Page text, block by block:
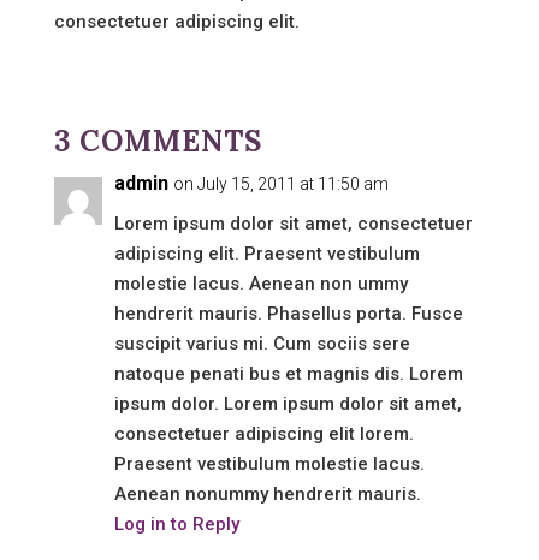
consectetuer adipiscing elit.
3 COMMENTS
admin on July 15, 2011 at 11:50 am
Lorem ipsum dolor sit amet, consectetuer
adipiscing elit. Praesent vestibulum
molestie lacus. Aenean non ummy
hendrerit mauris. Phasellus porta. Fusce
suscipit varius mi. Cum sociis sere
natoque penati bus et magnis dis. Lorem
ipsum dolor. Lorem ipsum dolor sit amet,
consectetuer adipiscing elit lorem.
Praesent vestibulum molestie lacus.
Aenean nonummy hendrerit mauris.
Log in to Reply